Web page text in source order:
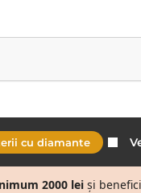
cu diamante
2000 leiși